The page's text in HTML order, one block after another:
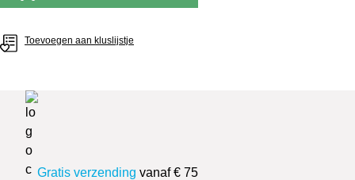
Toevoegen aan kluslijstje
Gratis verzending vanaf € 75